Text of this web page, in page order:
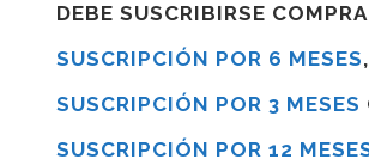
DEBE SUSCRIBIRSE
SUSCRIPCIÓN POR 6 MESES,
SUSCRIPCIÓN POR 3 MESES
SUSCRIPCIÓN POR 12